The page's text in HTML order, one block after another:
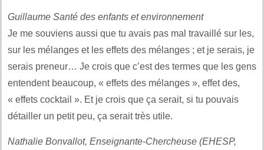
Guillaume Santé des enfants et environnement
Je me souviens aussi que tu avais pas mal travaillé sur les,
sur les mélanges et les effets des mélanges ; et je serais, je
serais preneur… Je crois que c’est des termes que les gens
entendent beaucoup, « effets des mélanges », effet des,
« effets cocktail ». Et je crois que ça serait, si tu pouvais
détailler un petit peu, ça serait très utile.
Nathalie Bonvallot, Enseignante-Chercheuse (EHESP,